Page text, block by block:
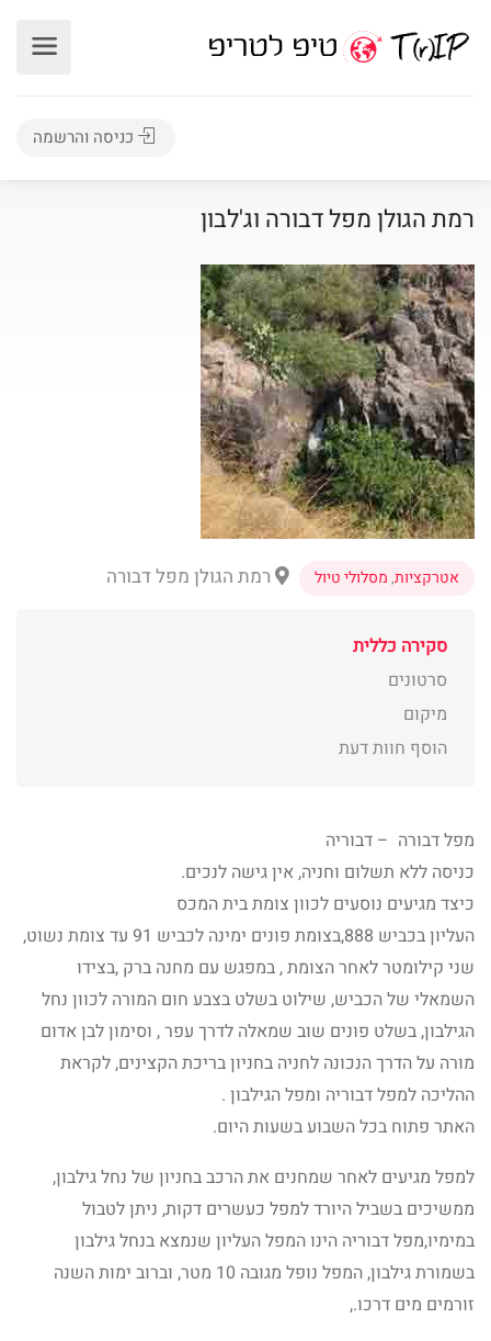
כניסה והרשמה
רמת הגולן מפל דבורה וג'לבון
אטרקציות,מסלולי טיול רמת הגולן מפל דבורה
סקירה כללית
סרטונים
מיקום
הוסף חוות דעת
מפל דבורה – דבוריה
כניסה ללא תשלום וחניה, אין גישה לנכים.
כיצד מגיעים נוסעים לכוון צומת בית המכס
העליון בכביש 888,בצומת פונים ימינה לכביש 91 עד צומת נשוט,
שני קילומטר לאחר הצומת , במפגש עם מחנה ברק ,בצידו
השמאלי של הכביש, שילוט בשלט בצבע חום המורה לכוון נחל
הגילבון, בשלט פונים שוב שמאלה לדרך עפר , וסימון לבן אדום
מורה על הדרך הנכונה לחניה בחניון בריכת הקצינים, לקראת
ההליכה למפל דבוריה ומפל הגילבון .
האתר פתוח בכל השבוע בשעות היום.
למפל מגיעים לאחר שמחנים את הרכב בחניון של נחל גילבון,
ממשיכים בשביל היורד למפל כעשרים דקות, ניתן לטבול
במימיו,מפל דבוריה הינו המפל העליון שנמצא בנחל גילבון
בשמורת גילבון, המפל נופל מגובה 10 מטר, וברוב ימות השנה
זורמים מים דרכו.,